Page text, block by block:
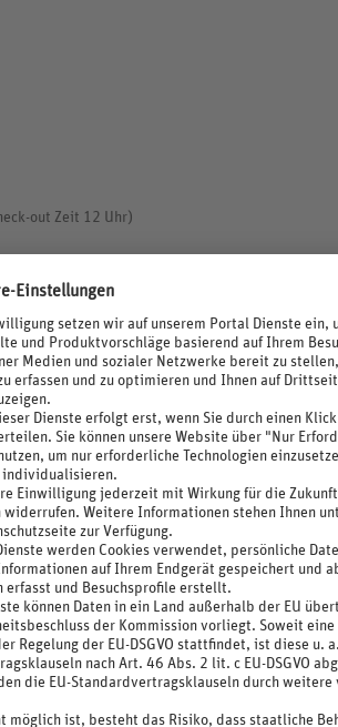
out Zeit 12 Uhr)
Gepäckservice, Arztbesuch im Hotel
Liegen